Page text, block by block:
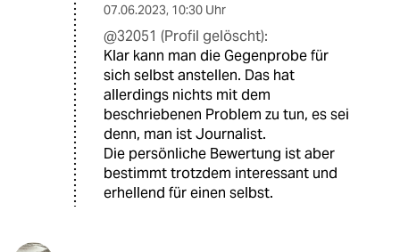
07.06.2023, 10:30 Uhr
@32051 (Profil gelöscht):
Klar kann man die Gegenprobe für
sich selbst anstellen. Das hat
allerdings nichts mit dem
beschriebenen Problem zu tun, es sei
denn, man ist Journalist.
Die persönliche Bewertung ist aber
bestimmt trotzdem interessant und
erhellend für einen selbst.